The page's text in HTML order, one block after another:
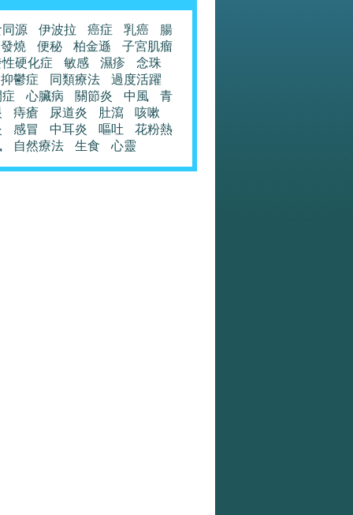
源 伊波拉 癌症 乳癌
腸
發燒
便秘 柏金遜
子宮肌瘤
硬化症
敏感 濕疹
念珠
抑鬱症
同類療法
過度活躍
心臟病 關節炎 中風
青
痔瘡 尿道炎 肚瀉
咳嗽
感冒 中耳炎 嘔吐
花粉熱
自然療法 生食 心靈